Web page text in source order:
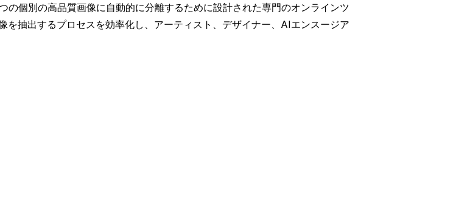
個別の高品質画像に自動的に分離するために設計された専門のオンラインツ
抽出するプロセスを効率化し、アーティスト、デザイナー、AIエンスージア